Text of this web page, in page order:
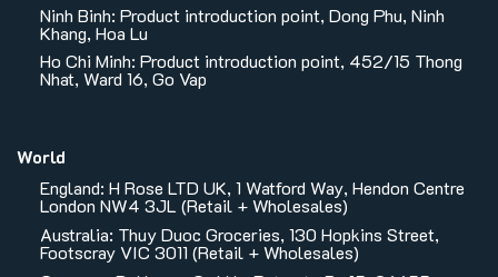
Ninh Binh: Product introduction point, Dong Phu, Ninh
Khang, Hoa Lu
Ho Chi Minh: Product introduction point, 452/15 Thong
Nhat, Ward 16, Go Vap
World
England: H Rose LTD UK, 1 Watford Way, Hendon Centre
London NW4 3JL (Retail + Wholesales)
Australia: Thuy Duoc Groceries, 130 Hopkins Street,
Footscray VIC 3011 (Retail + Wholesales)